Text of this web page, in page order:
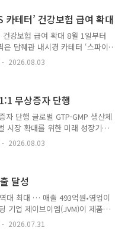
의 가능성을 보여주고 있다. 특히
발생한 경우, 치료 옵션이 부재
테터’ 건강보험 급여 확대
강보험 급여 확대 8월 1일부터
담췌관 내시경 카테터 ‘스파이
System)’가 보건복
확대 적용된다고 밝혔다. 이에
차 내시경적 역행성 담췌관 조
병변의 진단 검사 ▲1차 시술로
2026.08.03
무상증자 단행
단행 글로벌 GTP·GMP 생산체
시장 확대를 위한 미래 성장기지
글로벌 스마트 팩토리를 구축
을 확보하기 위해 주주배정 유
확보하기 위한 성장투자라는 설
획이었으나, 최근 폐기되던 인체
법령이 개정되면서 국내 투자
2026.08.03
달성
대 최대 … 매출 493억원•영업이
기업 제이브이엠(JVM)이 제품
대 최대 분기 매출을 달성하며
스 계열사 제이브이엠(대표이
2026.07.31